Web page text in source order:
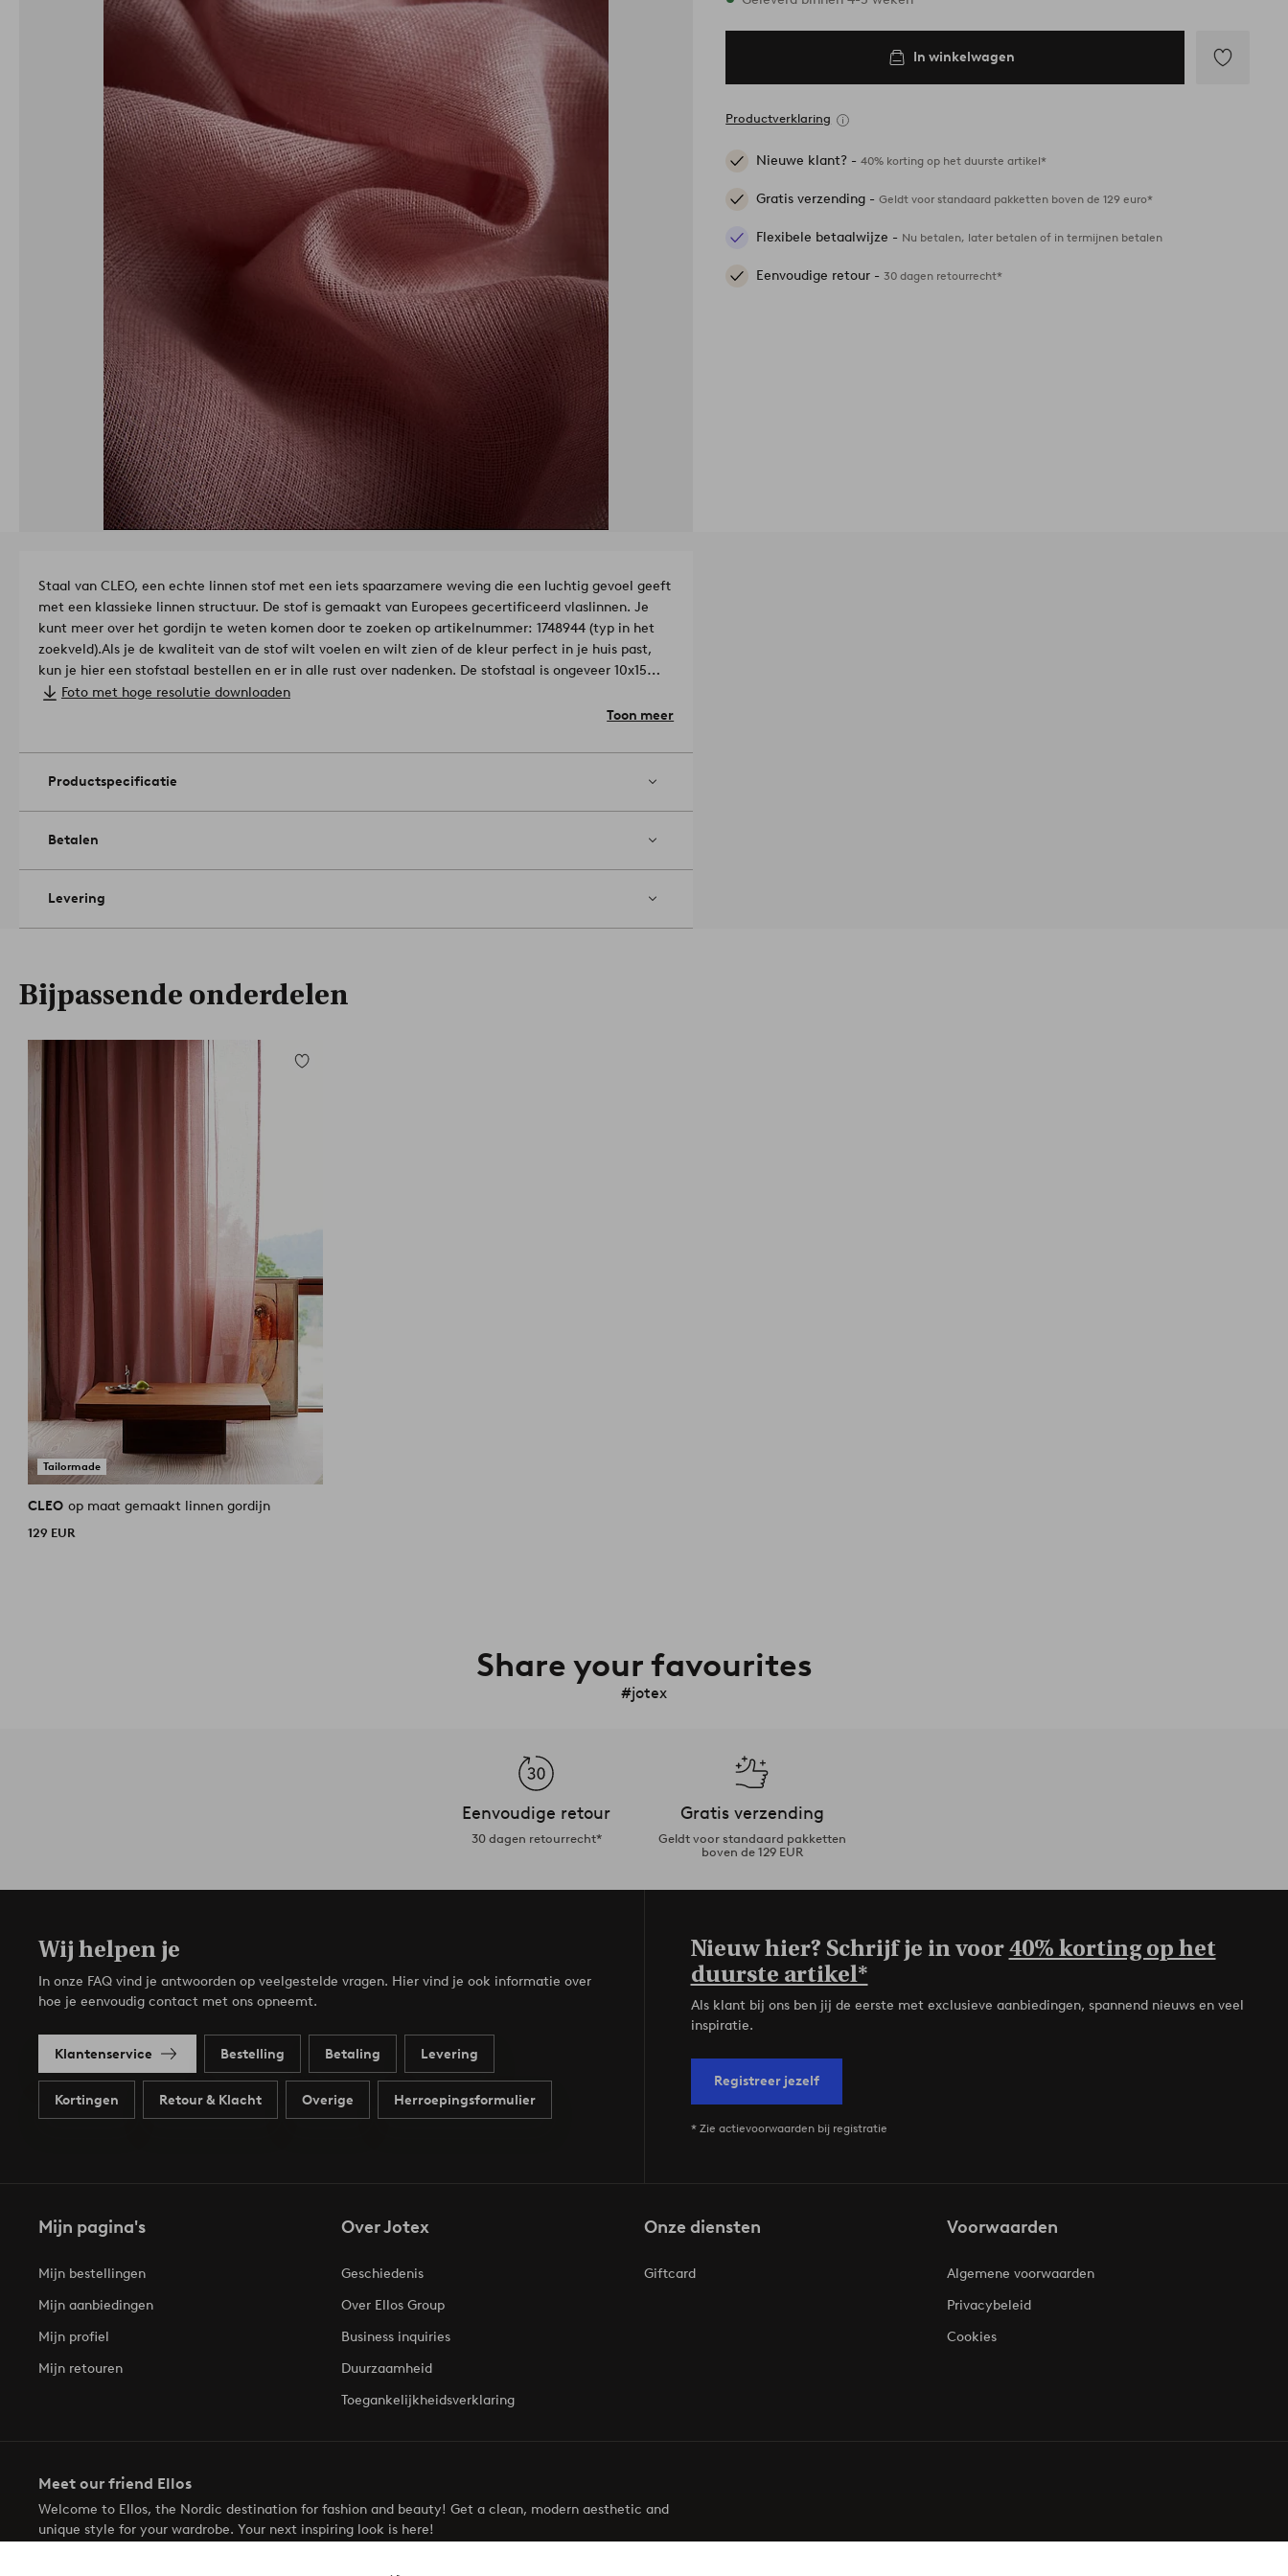
In winkelwagen
Productverklaring
Nieuwe klant? -40% korting op het duurste artikel*
Gratis verzending -Geldt voor standaard pakketten boven de 129 euro*
Flexibele betaalwijze - Nu betalen, later betalen of in termijnen betalen
Eenvoudige retour -30 dagen retourrecht*
Staal van CLEO, een echte linnen stof met een iets spaarzamere weving die een luchtig gevoel geeft
met een klassieke linnen structuur. De stof is gemaakt van Europees gecertificeerd vlaslinnen. Je
kunt meer over het gordijn te weten komen door te zoeken op artikelnummer: 1748944 (typ in het
zoekveld).Als je de kwaliteit van de stof wilt voelen en wilt zien of de kleur perfect in je huis past,
kun je hier een stofstaal bestellen en er in alle rust over nadenken. De stofstaal is ongeveer 10x15
cm. European Flax-gecertificeerd linnen, wat betekent dat het product linnen van hoge kwaliteit
bevat, geteeld met respect voor het milieu en traceerbaar langs de gehele keten van plant tot
Foto met hoge resolutie downloaden
Toon meer
Productspecificatie
Betalen
Levering
Bijpassende onderdelen
Tailormade
Toevoegen
CLEO op maat gemaakt linnen gordijn
129 EUR
Share your favourites
#jotex
Eenvoudige retour
30 dagen retourrecht*
Gratis verzending
Geldt voor standaard pakketten
boven de 129 EUR
Wij helpen je
In onze FAQ vind je antwoorden op veelgestelde vragen. Hier vind je ook informatie over
hoe je eenvoudig contact met ons opneemt.
Klantenservice Bestelling Betaling Levering
Kortingen Retour & Klacht Overige Herroepingsformulier
Nieuw hier? Schrijf je in voor40% korting op het
duurste artikel*
Als klant bij ons ben jij de eerste met exclusieve aanbiedingen, spannend nieuws en veel
inspiratie.
Registreer jezelf
* Zie actievoorwaarden bij registratie
Mijn pagina's
Mijn bestellingen
Mijn aanbiedingen
Mijn profiel
Mijn retouren
Over Jotex
Geschiedenis
Over Ellos Group
Business inquiries
Duurzaamheid
Toegankelijkheidsverklaring
Onze diensten
Giftcard
Voorwaarden
Algemene voorwaarden
Privacybeleid
Cookies
Meet our friend Ellos
Welcome to Ellos, the Nordic destination for fashion and beauty! Get a clean, modern aesthetic and
unique style for your wardrobe. Your next inspiring look is here!